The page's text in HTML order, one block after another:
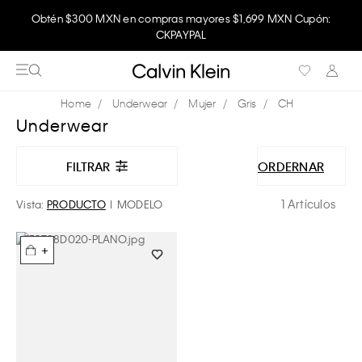
Obtén $300 MXN en compras mayores $1,699 MXN Cupón:
CKPAYPAL
Underwear Mujer Gris CH
Underwear
FILTRAR ORDERNAR
Vista: PRODUCTO MODELO 1 Artículos
+